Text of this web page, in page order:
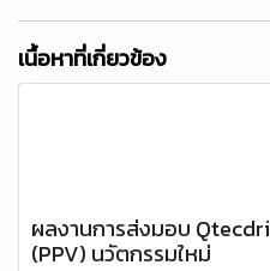
เนื้อหาที่เกี่ยวข้อง
ผลงานการส่งมอบ
(PPV) นวัตกรรมใหม่